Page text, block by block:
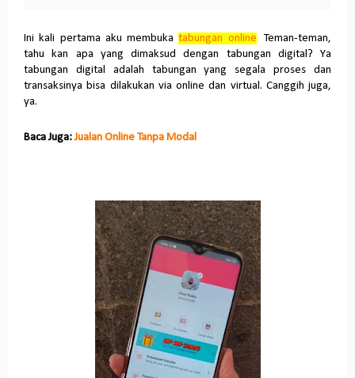
Ini kali pertama aku membukatabungan online. Teman-teman,
tahu kan apa yang dimaksud dengan tabungan digital? Ya
tabungan digital adalah tabungan yang segala proses dan
transaksinya bisa dilakukan via online dan virtual. Canggih juga,
ya.
Baca Juga:Jualan Online Tanpa Modal